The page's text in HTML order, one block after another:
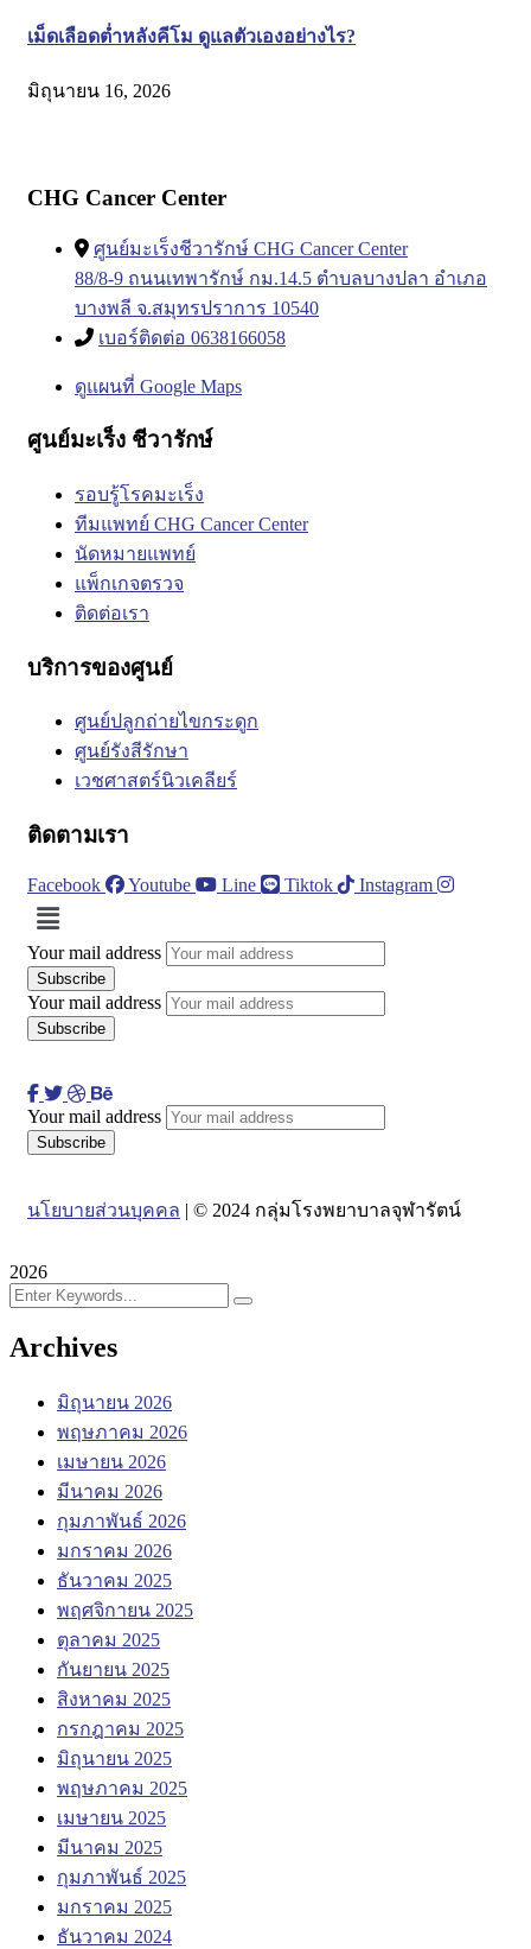
เม็ดเลือดต่ำหลังคีโม ดูแลตัวเองอย่างไร?
มิถุนายน 16, 2026
CHG Cancer Center
ศูนย์มะเร็งชีวารักษ์ CHG Cancer Center
88/8-9 ถนนเทพารักษ์ กม.14.5 ตำบลบางปลา อำเภอ
บางพลี จ.สมุทรปราการ 10540
เบอร์ติดต่อ 0638166058
ดูแผนที่ Google Maps
ศูนย์มะเร็ง ชีวารักษ์
รอบรู้โรคมะเร็ง
ทีมแพทย์ CHG Cancer Center
นัดหมายแพทย์
แพ็กเกจตรวจ
ติดต่อเรา
บริการของศูนย์
ศูนย์ปลูกถ่ายไขกระดูก
ศูนย์รังสีรักษา
เวชศาสตร์นิวเคลียร์
ติดตามเรา
Facebook Youtube Line Tiktok Instagram
Menu
Your mail address
Your mail address
Your mail address
นโยบายส่วนบุคคล | © 2024 กลุ่มโรงพยาบาลจุฬารัตน์
2026
Archives
มิถุนายน 2026
พฤษภาคม 2026
เมษายน 2026
มีนาคม 2026
กุมภาพันธ์ 2026
มกราคม 2026
ธันวาคม 2025
พฤศจิกายน 2025
ตุลาคม 2025
กันยายน 2025
สิงหาคม 2025
กรกฎาคม 2025
มิถุนายน 2025
พฤษภาคม 2025
เมษายน 2025
มีนาคม 2025
กุมภาพันธ์ 2025
มกราคม 2025
ธันวาคม 2024